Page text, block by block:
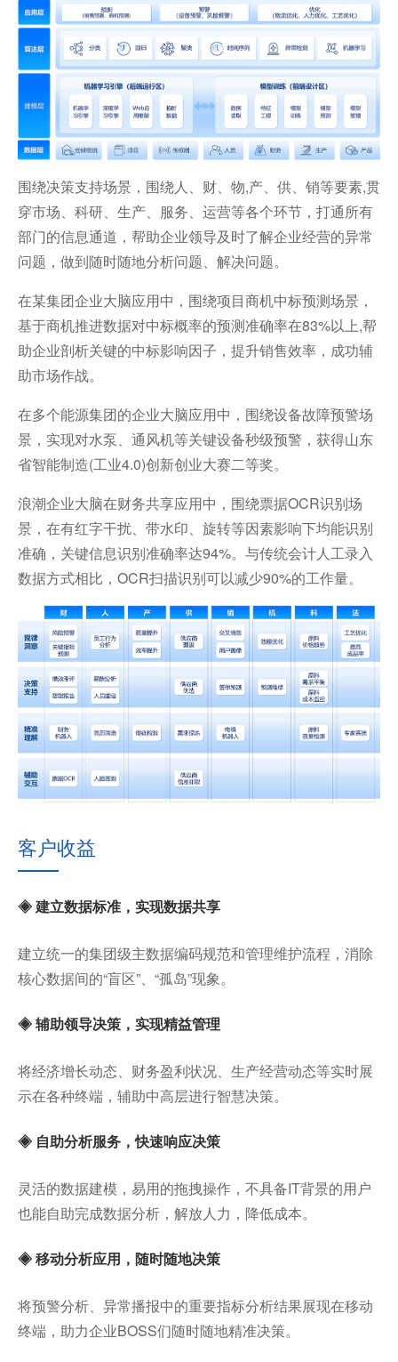
围绕决策支持场景，围绕人、财、物,产、供、销等要素,贯
穿市场、科研、生产、服务、运营等各个环节，打通所有
部门的信息通道，帮助企业领导及时了解企业经营的异常
问题，做到随时随地分析问题、解决问题。
在某集团企业大脑应用中，围绕项目商机中标预测场景，
基于商机推进数据对中标概率的预测准确率在83%以上,帮
助企业剖析关键的中标影响因子，提升销售效率，成功辅
助市场作战。
在多个能源集团的企业大脑应用中，围绕设备故障预警场
景，实现对水泵、通风机等关键设备秒级预警，获得山东
省智能制造(工业4.0)创新创业大赛二等奖。
浪潮企业大脑在财务共享应用中，围绕票据OCR识别场
景，在有红字干扰、带水印、旋转等因素影响下均能识别
准确，关键信息识别准确率达94%。与传统会计人工录入
数据方式相比，OCR扫描识别可以减少90%的工作量。
客户收益
◈ 建立数据标准，实现数据共享
建立统一的集团级主数据编码规范和管理维护流程，消除
核心数据间的“盲区”、“孤岛”现象。
◈ 辅助领导决策，实现精益管理
将经济增长动态、财务盈利状况、生产经营动态等实时展
示在各种终端，辅助中高层进行智慧决策。
◈ 自助分析服务，快速响应决策
灵活的数据建模，易用的拖拽操作，不具备IT背景的用户
也能自助完成数据分析，解放人力，降低成本。
◈ 移动分析应用，随时随地决策
将预警分析、异常播报中的重要指标分析结果展现在移动
终端，助力企业BOSS们随时随地精准决策。